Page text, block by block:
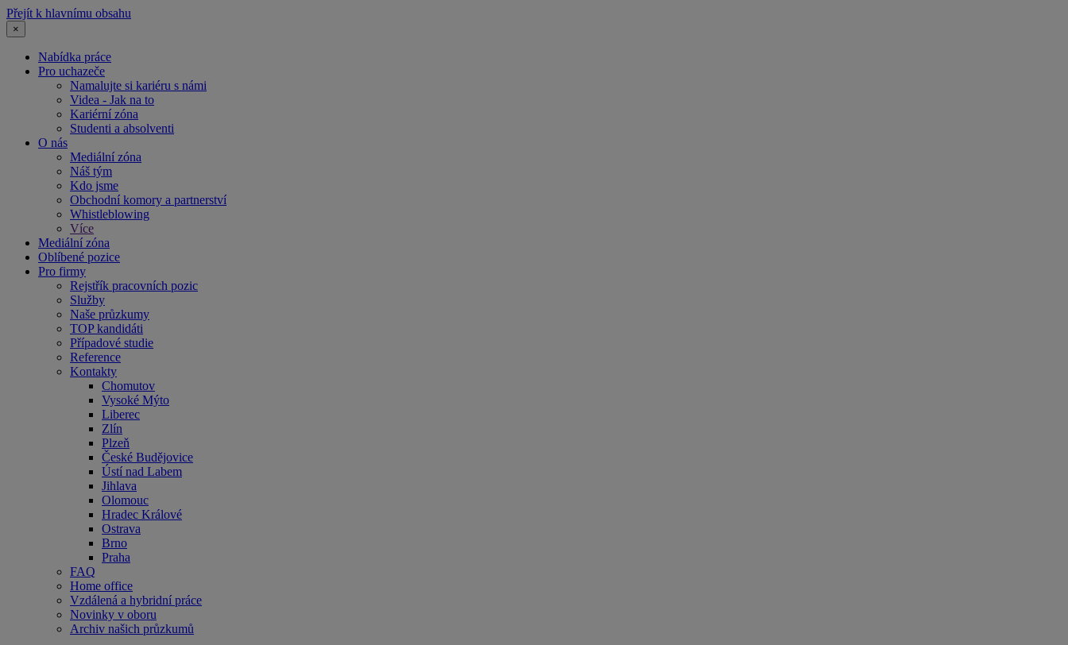
Přejít k hlavnímu obsahu
×
Nabídka práce
Pro uchazeče
Namalujte si kariéru s námi
Videa - Jak na to
Kariérní zóna
Studenti a absolventi
O nás
Mediální zóna
Náš tým
Kdo jsme
Obchodní komory a partnerství
Whistleblowing
Více
Mediální zóna
Oblíbené pozice
Pro firmy
Rejstřík pracovních pozic
Služby
Naše průzkumy
TOP kandidáti
Případové studie
Reference
Kontakty
Chomutov
Vysoké Mýto
Liberec
Zlín
Plzeň
České Budějovice
Ústí nad Labem
Jihlava
Olomouc
Hradec Králové
Ostrava
Brno
Praha
FAQ
Home office
Vzdálená a hybridní práce
Novinky v oboru
Archiv našich průzkumů